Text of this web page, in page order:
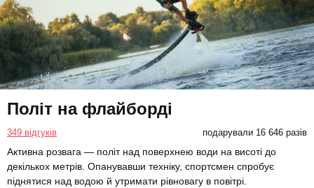
Політ на флайборді
349 відгуків подарували 16 646 разів
Активна розвага — політ над поверхнею води на висоті до
декількох метрів. Опанувавши техніку, спортсмен спробує
піднятися над водою й утримати рівновагу в повітрі.